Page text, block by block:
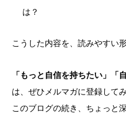
は？
こうした内容を、読みやすい
「もっと自信を持ちたい」「
は、ぜひメルマガに登録して
このブログの続き、ちょっと